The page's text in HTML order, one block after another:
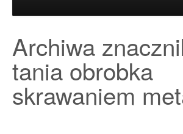
Przykładowa strona
Strona Główna
Archiwa
tania obrobka
skrawaniem